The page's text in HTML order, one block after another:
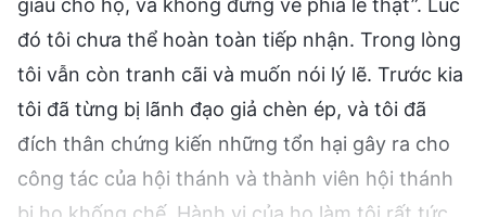
đó tôi chưa thể hoàn toàn tiếp nhận. Trong lòng
tôi vẫn còn tranh cãi và muốn nói lý lẽ. Trước kia
tôi đã từng bị lãnh đạo giả chèn ép, và tôi đã
đích thân chứng kiến những tổn hại gây ra cho
công tác của hội thánh và thành viên hội thánh